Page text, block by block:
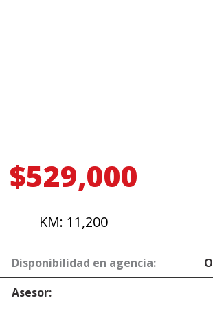
$529,000
KM: 11,200
Disponibilidad en agencia:
Asesor: